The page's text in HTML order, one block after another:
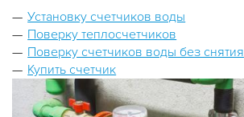
Установку счетчиков воды
Поверку теплосчетчиков
Поверку счетчиков воды без снятия
Купить счетчик